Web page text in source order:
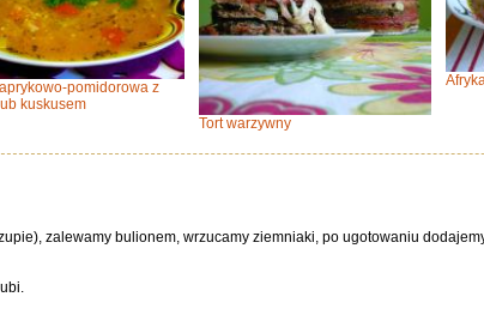
pomidorowa z
kuskusem
Tort warzywny
zalewamy bulionem, wrzucamy ziemniaki, po ugotowaniu